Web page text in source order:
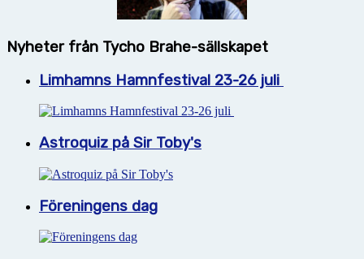
Nyheter från Tycho Brahe-sällskapet
Limhamns Hamnfestival 23-26 juli
Astroquiz på Sir Toby's
Föreningens dag